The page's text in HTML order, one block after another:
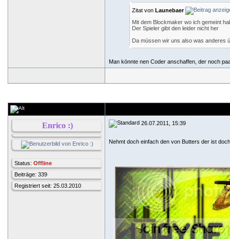
Zitat von Launebaer
Mit dem Blockmaker wo ich gemeint
Der Spieler gibt den leider nicht her
Da müssen wir uns also was anderes
Man könnte nen Coder anschaffen, der noch
Enrico :)
Status: Offline
Beiträge: 339
Registriert seit: 25.03.2010
26.07.2011, 15:39
Nehmt doch einfach den von Butters der ist